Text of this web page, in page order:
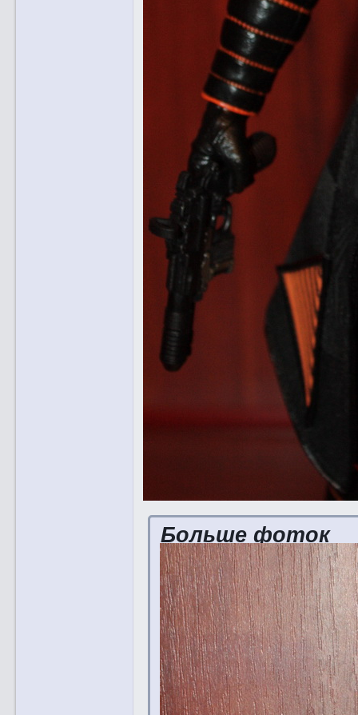
Больше фоток